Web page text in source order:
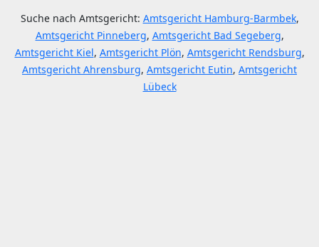
Suche nach Amtsgericht: Amtsgericht Hamburg-Barmbek,
Amtsgericht Pinneberg, Amtsgericht Bad Segeberg,
Amtsgericht Kiel, Amtsgericht Plön, Amtsgericht Rendsburg,
Amtsgericht Ahrensburg, Amtsgericht Eutin, Amtsgericht
Lübeck